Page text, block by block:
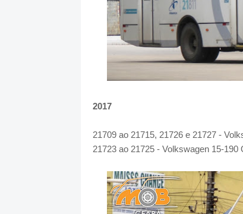
2017
21709 ao 21715, 21726 e 21727 -
21723 ao 21725 - Volkswagen 15-190